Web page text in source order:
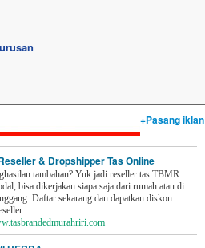
+Pasang iklan
& Dropshipper Tas Online
tambahan? Yuk jadi reseller tas TBMR.
bisa dikerjakan siapa saja dari rumah atau di
Daftar sekarang dan dapatkan diskon